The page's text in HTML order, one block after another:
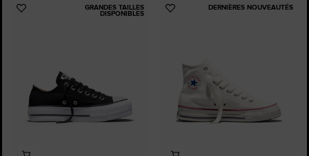
GRANDES TAILLES
DISPONIBLES
Ajouter
DERNIÈRES NOUVEAUTÉS
Ajouter